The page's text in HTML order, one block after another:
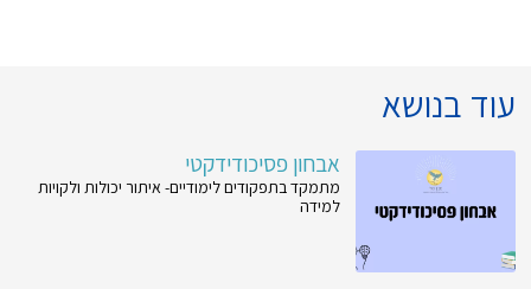
עוד בנושא
אבחון פסיכודידקטי
מתמקד בתפקודים לימודיים- איתור יכולות ולקויות
למידה